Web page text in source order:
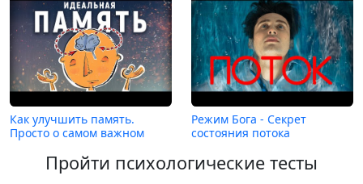
Как улучшить память.
Просто о самом важном
Режим Бога - Секрет
состояния потока
Пройти психологические тесты